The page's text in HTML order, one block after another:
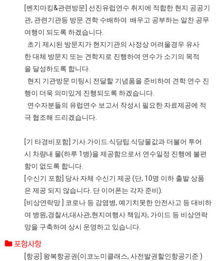
[벤치마킹&관련방문] 선진유럽연수 취지에 적합한 현지 공공기
관, 관련기관등 방문.견학 수배하여 배우고 공부하는 알찬 공무
여행이 되도록 하겠습니다.
초기 제시된 방문지가 현지기관의 사정상 어려울경우 유사
한 대체 방문지 또는 견학지로 진행하여 연수가 소기의 목적
을 달성하도록 합니다.
현지 기관방문 미팅시 전달할 기념품을 준비하여 견학.연수 진
행이 더욱 의미있게 진행되도록 하겠습니다.
연수자분들의 유럽연수 보고서 작성시 필요한 자료제공에 적
극 협조해 드리겠습니다.
[기 타경비포함] 기사.가이드.식당팁.식당물값과 더불어 투어
시 차량내 물(하루 1병)을 제공함으로서 연수일정 진행에 불편
함이 없도록 합니다.
[수신기 포함] 당사 자체 수신기 제공 (단, 10명 이하 출발 상품
은 제공 되지 않습니다. 단 이어폰는 각자 준비).
[비상연락망 ] 코로나 등 감염병, 예기치못한 안전사고 등 대비하
여 병원,경찰서,대사관,현지여행사 책임자, 가이드 등 비상연락
망을 구축하여 상시 운영하고 있습니다.
포함사항
[항공] 왕복항공권(이코노미클래스, 사전발권할인항공기준 )